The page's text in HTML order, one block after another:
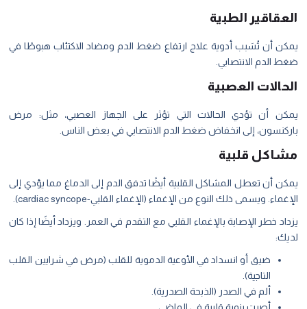
العقاقير الطبية
يمكن أن تُسَبب أدوية علاج ارتفاع ضغط الدم ومضاد الاكتئاب هبوطًا في
ضغط الدم الانتصابي.
الحالات العصبية
يمكن أن تؤدي الحالات التي تؤثر على الجهاز العصبي، مثل: مرض
باركنسون، إلى انخفاض ضغط الدم الانتصابي في بعض الناس.
مشاكل قلبية
يمكن أن تعطل المشاكل القلبية أيضًا تدفق الدم إلى الدماغ مما يؤدي إلى
الإغماء. ويسمى ذلك النوع من الإغماء (الإغماء القلبي-cardiac syncope).
يزداد خطر الإصابة بالإغماء القلبي مع التقدم في العمر. ويزداد أيضًا إذا كان
لديك:
ضيق أو انسداد في الأوعية الدموية للقلب (مرض في شرايين القلب
التاجية).
ألم في الصدر (الذبحة الصدرية).